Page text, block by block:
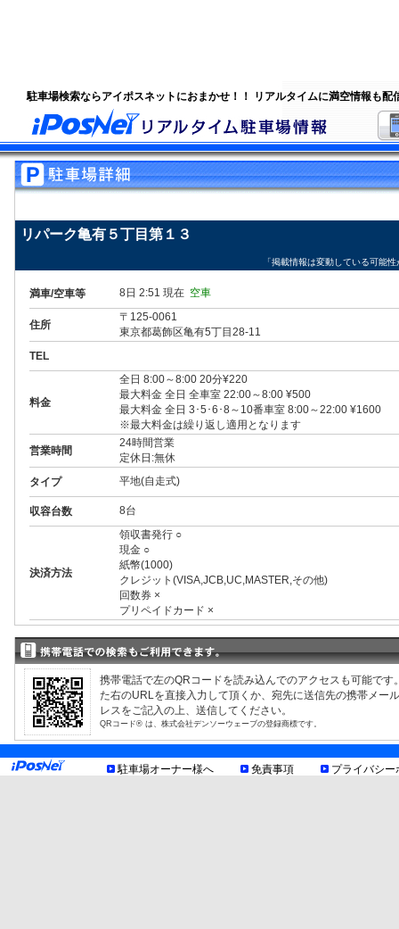
駐車場検索ならアイポスネットにおまかせ！！ リアルタイムに満空情報も配
リパーク亀有５丁目第１３
「掲載情報は変動している可能
満車/空車等 8日 2:51 現在 空車
住所
〒125-0061
東京都葛飾区亀有5丁目28-11
TEL
料金
全日 8:00～8:00 20分¥220
最大料金 全日 全車室 22:00～8:00 ¥500
最大料金 全日 3･5･6･8～10番車室 8:00～22:00 ¥1600
※最大料金は繰り返し適用となります
営業時間
24時間営業
定休日:無休
タイプ
平地(自走式)
収容台数 8台
決済方法
領収書発行 ○
現金 ○
紙幣(1000)
クレジット(VISA,JCB,UC,MASTER,その他)
回数券 ×
プリペイドカード ×
制限事項
3ナンバー ○
RV ○
1BOX ○
高 2.00m まで
幅 1.90m まで
長 5.00m まで
重量 2.00t まで
最低地上高15cm
お知らせ
携帯電話で左のQRコードを読み込んでのアクセスも可能です
た右のURLを直接入力して頂くか、宛先に送信先の携帯メー
レスをご記入の上、送信してください。
QRコード® は、株式会社デンソーウェーブの登録商標です。
駐車場オーナー様へ 免責事項 プライバシー